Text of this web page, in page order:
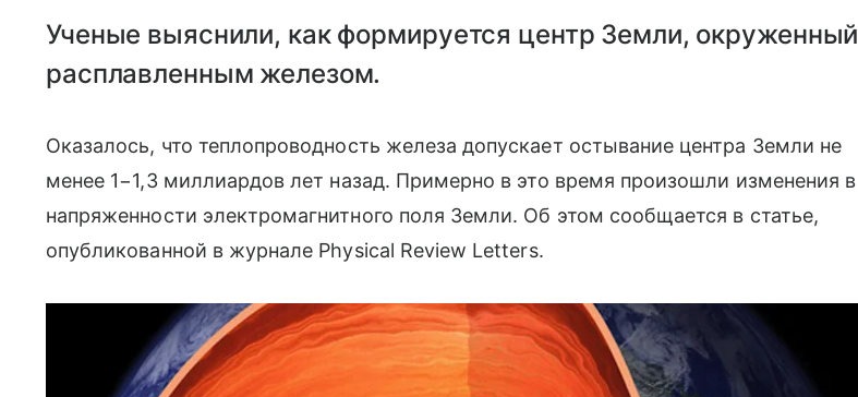
Ученые выяснили, как формируется центр Земли, окруженный
расплавленным железом.
Оказалось, что теплопроводность железа допускает остывание центра Земли не
менее 1−1,3 миллиардов лет назад. Примерно в это время произошли изменения в
напряженности электромагнитного поля Земли. Об этом сообщается в статье,
опубликованной в журнале Physical Review Letters.